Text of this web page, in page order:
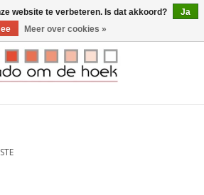
0 Artikelen - €0,00
website te verbeteren. Is dat akkoord?
Ja
Meer over cookies »